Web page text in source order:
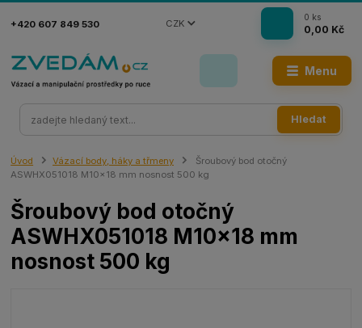
Menu
CZK
Hledat
+420 607 849 530
0 ks
0,00 Kč
Úvod Vázací body, háky a třmeny
Šroubový bod otočný
ASWHX051018 M10x18 mm nosnost 500 kg
Šroubový bod otočný
ASWHX051018 M10x18 mm
nosnost 500 kg